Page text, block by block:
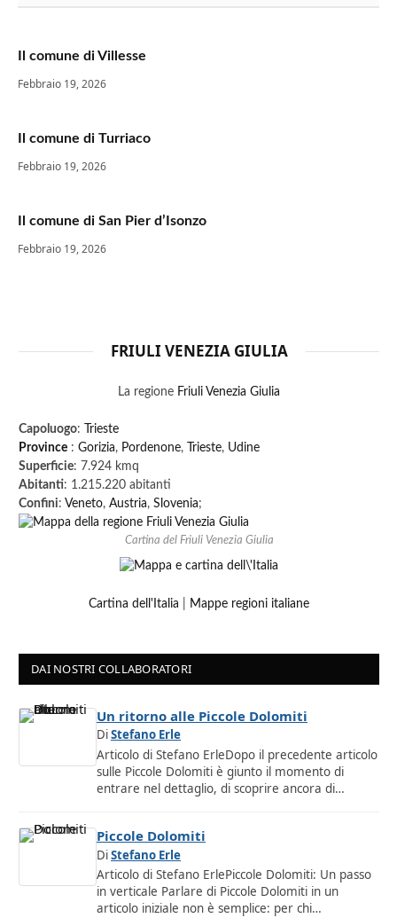
Il comune di Villesse
Febbraio 19, 2026
Il comune di Turriaco
Febbraio 19, 2026
Il comune di San Pier d’Isonzo
Febbraio 19, 2026
FRIULI VENEZIA GIULIA
La regione Friuli Venezia Giulia
Capoluogo:
Trieste
Province : Gorizia, Pordenone, Trieste, Udine
Superficie: 7.924 kmq
Abitanti: 1.215.220 abitanti
Confini: Veneto, Austria, Slovenia;
Cartina del Friuli Venezia Giulia
Cartina dell'Italia Mappe regioni italiane
DAI NOSTRI COLLABORATORI
Un ritorno alle Piccole Dolomiti
DiStefano Erle
Articolo di Stefano ErleDopo il precedente articolo
sulle Piccole Dolomiti è giunto il momento di
entrare nel dettaglio, di scoprire ancora di…
Piccole Dolomiti
DiStefano Erle
Articolo di Stefano ErlePiccole Dolomiti: Un passo
in verticale Parlare di Piccole Dolomiti in un
articolo iniziale non è semplice: per chi…